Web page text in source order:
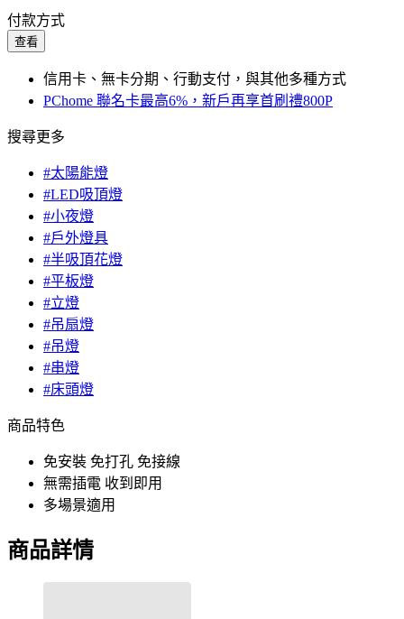
付款方式
查看
信用卡、無卡分期、行動支付，與其他多種方式
PChome 聯名卡最高6%，新戶再享首刷禮800P
搜尋更多
#太陽能燈
#LED吸頂燈
#小夜燈
#戶外燈具
#半吸頂花燈
#平板燈
#立燈
#吊扇燈
#吊燈
#串燈
#床頭燈
商品特色
免安裝 免打孔 免接線
無需插電 收到即用
多場景適用
商品詳情